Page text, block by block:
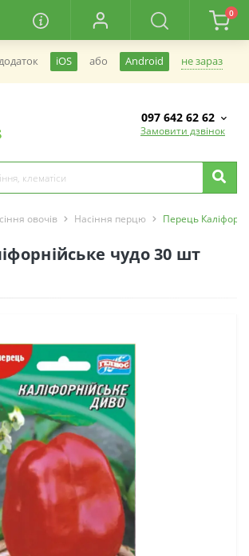
0
iOS або Android не зараз
097 642 62 62
Замовити дзвінок
овочів Насіння перцю Перець
чудо 30 шт